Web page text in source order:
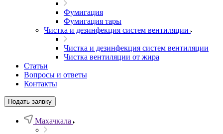
Фумигация
Фумигация тары
Чистка и дезинфекция систем вентиляции
Чистка и дезинфекция систем вентиляции
Чистка вентиляции от жира
Статьи
Вопросы и ответы
Контакты
Подать заявку
Махачкала